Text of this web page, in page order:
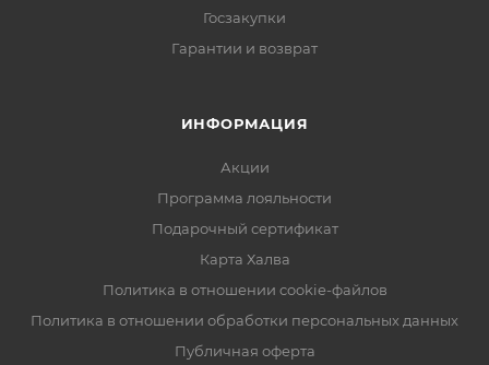
Госзакупки
Гарантии и возврат
ИНФОРМАЦИЯ
Акции
Программа лояльности
Подарочный сертификат
Карта Халва
Политика в отношении cookie-файлов
Политика в отношении обработки персональных данных
Публичная оферта